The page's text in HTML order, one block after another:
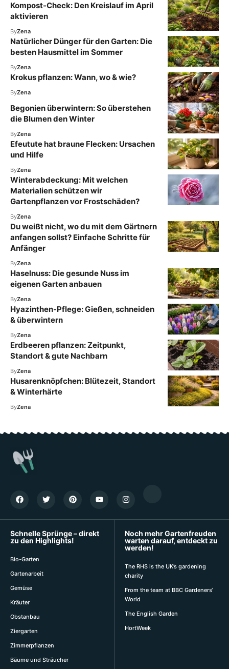
Kompost-Check: Den Kreislauf im April
aktivieren
ByZena
Natürlicher Dünger für den Garten: Die
besten Hausmittel im Sommer
ByZena
Krokus pflanzen: Wann, wo & wie?
ByZena
Begonien überwintern: So überstehen
die Blumen den Winter
ByZena
Efeutute hat braune Flecken: Ursachen
und Hilfe
ByZena
Winterabdeckung: Mit welchen
Materialien schützen wir
Gartenpflanzen vor Frostschäden?
ByZena
Du weißt nicht, wo du mit dem Gärtnern
anfangen sollst? Einfache Schritte für
Anfänger
ByZena
Haselnuss: Die gesunde Nuss im
eigenen Garten anbauen
ByZena
Hyazinthen-Pflege: Gießen, schneiden
& überwintern
ByZena
Erdbeeren pflanzen: Zeitpunkt,
Standort & gute Nachbarn
ByZena
Husarenknöpfchen: Blütezeit, Standort
& Winterhärte
ByZena
Schnelle Sprünge – direkt
zu den Highlights!
Bio-Garten
Gartenarbeit
Gemüse
Kräuter
Obstanbau
Ziergarten
Zimmerpflanzen
Bäume und Sträucher
Noch mehr Gartenfreuden
warten darauf, entdeckt zu
werden!
The RHS is the UK’s gardening
charity
From the team at BBC Gardeners‘
World
The English Garden
HortWeek